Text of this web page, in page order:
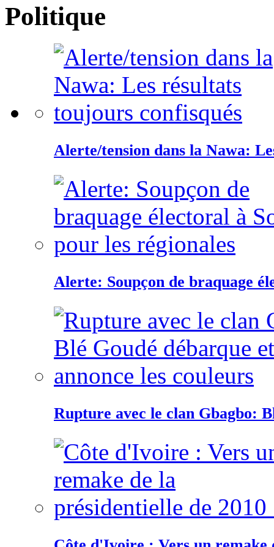
Politique
Alerte/tension dans la Nawa:
Alerte: Soupçon de braquage
Rupture avec le clan Gbagbo: